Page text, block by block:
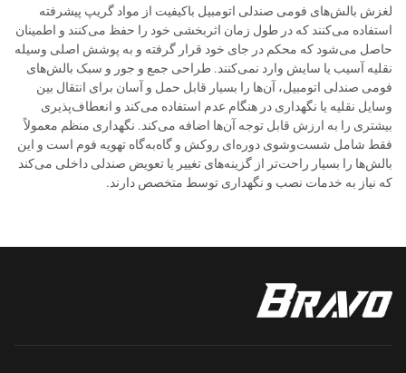
لغزش بالش‌های فومی صندلی اتومبیل باکیفیت از مواد گریپ پیشرفته
استفاده می‌کنند که در طول زمان اثربخشی خود را حفظ می‌کنند و اطمینان
حاصل می‌شود که محکم در جای خود قرار گرفته و به پوشش اصلی وسیله
نقلیه آسیب یا سایش وارد نمی‌کنند. طراحی جمع و جور و سبک بالش‌های
فومی صندلی اتومبیل، آن‌ها را بسیار قابل حمل و آسان برای انتقال بین
وسایل نقلیه یا نگهداری در هنگام عدم استفاده می‌کند و انعطاف‌پذیری
بیشتری را به ارزش قابل توجه آن‌ها اضافه می‌کند. نگهداری منظم معمولاً
فقط شامل شست‌وشوی دوره‌ای روکش و گاه‌به‌گاه تهویه فوم است و این
بالش‌ها را بسیار راحت‌تر از گزینه‌های تغییر یا تعویض صندلی داخلی می‌کند
که نیاز به خدمات نصب و نگهداری توسط متخصص دارند.